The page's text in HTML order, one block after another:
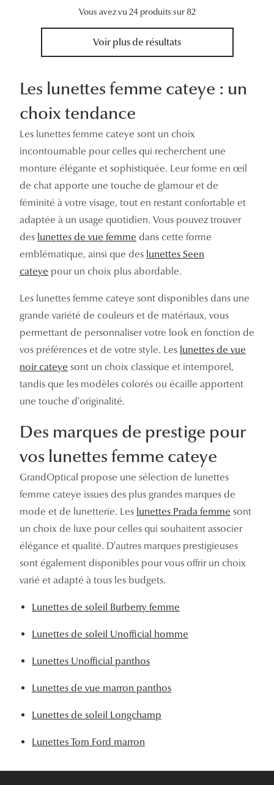
Vous avez vu 24 produits sur 82
Voir plus de résultats
Les lunettes femme cateye : un
choix tendance
Les lunettes femme cateye sont un choix
incontournable pour celles qui recherchent une
monture élégante et sophistiquée. Leur forme en œil
de chat apporte une touche de glamour et de
féminité à votre visage, tout en restant confortable et
adaptée à un usage quotidien. Vous pouvez trouver
des lunettes de vue femme dans cette forme
emblématique, ainsi que des lunettes Seen
cateye pour un choix plus abordable.
Les lunettes femme cateye sont disponibles dans une
grande variété de couleurs et de matériaux, vous
permettant de personnaliser votre look en fonction de
vos préférences et de votre style. Les lunettes de vue
noir cateye sont un choix classique et intemporel,
tandis que les modèles colorés ou écaille apportent
une touche d'originalité.
Des marques de prestige pour
vos lunettes femme cateye
GrandOptical propose une sélection de lunettes
femme cateye issues des plus grandes marques de
mode et de lunetterie. Les lunettes Prada femme sont
un choix de luxe pour celles qui souhaitent associer
élégance et qualité. D'autres marques prestigieuses
sont également disponibles pour vous offrir un choix
varié et adapté à tous les budgets.
Lunettes de soleil Burberry femme
Lunettes de soleil Unofficial homme
Lunettes Unofficial panthos
Lunettes de vue marron panthos
Lunettes de soleil Longchamp
Lunettes Tom Ford marron